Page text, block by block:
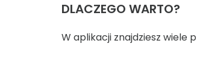
DLACZEGO WARTO?
W aplikacji znajdziesz wiele